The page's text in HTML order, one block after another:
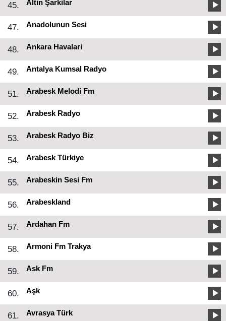
45. Altin Şarkilar
47. Anadolunun Sesi
48. Ankara Havalari
49. Antalya Kumsal Radyo
51. Arabesk Melodi Fm
52. Arabesk Radyo
53. Arabesk Radyo Biz
54. Arabesk Türkiye
55. Arabeskin Sesi Fm
56. Arabeskland
57. Ardahan Fm
58. Armoni Fm Trakya
59. Ask Fm
60. Aşk
61. Avrasya Türk